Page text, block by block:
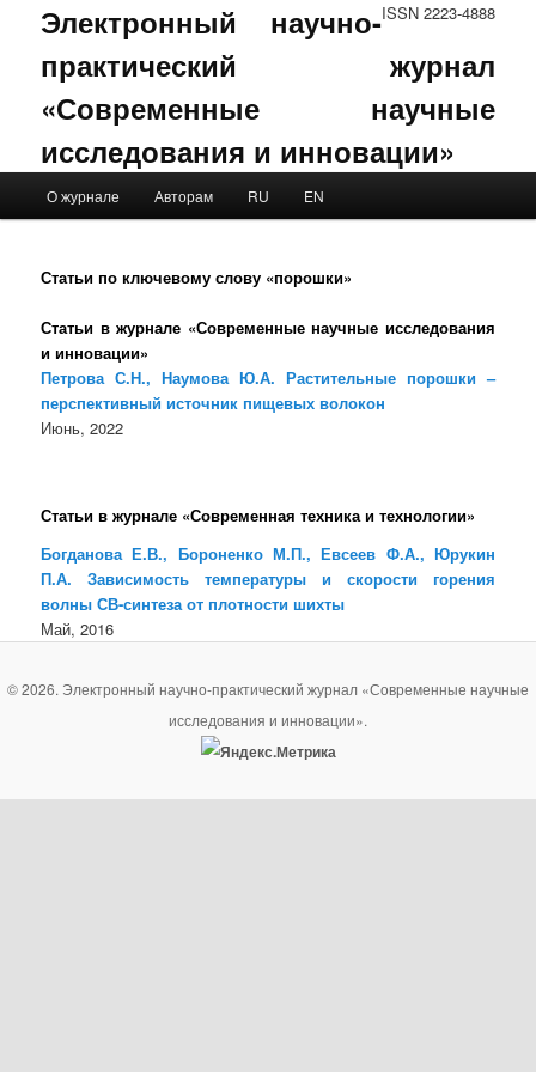
ISSN 2223-4888
Электронный научно-
практический журнал
«Современные научные
исследования и инновации»
Skip to primary content
Skip to secondary content
О журнале Авторам RU EN
Статьи по ключевому слову «порошки»
Статьи в журнале «Современные научные исследования
и инновации»
Петрова С.Н., Наумова Ю.А. Растительные порошки –
перспективный источник пищевых волокон
Июнь, 2022
Статьи в журнале «Современная техника и технологии»
Богданова Е.В., Бороненко М.П., Евсеев Ф.А., Юрукин
П.А. Зависимость температуры и скорости горения
волны СВ-синтеза от плотности шихты
Май, 2016
© 2026. Электронный научно-практический журнал «Современные научные
исследования и инновации».